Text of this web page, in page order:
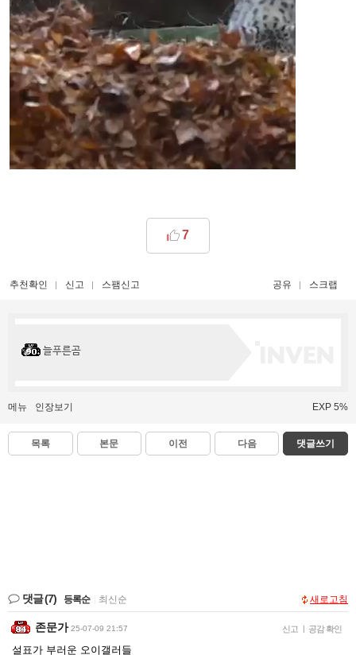
7
추천확인 신고 스팸신고 공유 스크랩
늘푸른곰
메뉴 인장보기 EXP 5%
목록 본문 이전 다음 댓글쓰기
댓글(7) 등록순 최신순 새로고침
존문가 25-07-09 21:57 신고 | 공감 확인
설표가 부러운 오이갤러들